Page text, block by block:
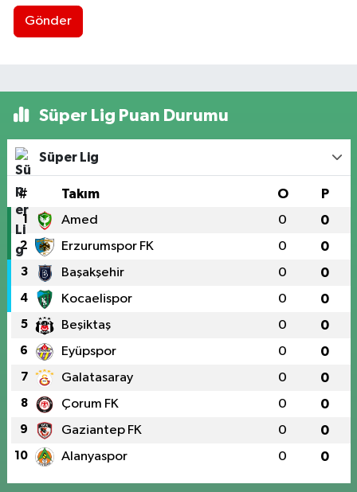
Gönder
Süper Lig Puan Durumu
Süper Lig
# Takım O P
1 Amed 0 0
2 Erzurumspor FK 0 0
3 Başakşehir 0 0
4 Kocaelispor 0 0
5 Beşiktaş 0 0
6 Eyüpspor 0 0
7 Galatasaray 0 0
8 Çorum FK 0 0
9 Gaziantep FK 0 0
10 Alanyaspor 0 0